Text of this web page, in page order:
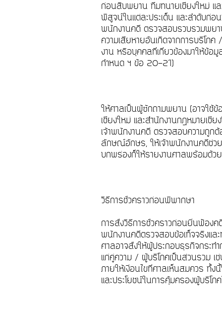
ก่อนสืบพยาน ทีมทนายเชียงใหม่ แล
พิสูจน์ในแต่ละประเด็น และลำดับก่อ
พนักงานคดี ตรวจสอบรวบรวมพย
ความเสียหายอันเกิดจากการบริโภ
งาน หรือบุคคลที่เกี่ยวข้องมาให้ข้
กำหนด ฯ ข้อ 20-21)
ให้ศาลเป็นผู้ซักถามพยาน (อาจใช้ข้
เชียงใหม่ และสำนักงานกฎหมายเชี
เจ้าพนักงานคดี ตรวจสอบความถูก
ลักษณ์อักษร, ให้เจ้าพนักงานคดีช่ว
บกพร่องก็ให้รายงานศาลพร้อมด้ว
วิธีการชั่วคราวก่อนพิพากษา
การสั่งวิธีการชั่วคราวก่อนยื่นฟ้องค
พนักงานคดีตรวจสอบข้อเท็จจริงและ
ศาลอาจสั่งให้ผู้ประกอบธุรกิจกระท
แก่คู่ความ / ผู้บริโภคเป็นส่วนรวม
ภายให้เงื่อนไขที่ศาลเห็นสมควร ทั้ง
และประโยชน์ในการคุ้มครองผู้บริ